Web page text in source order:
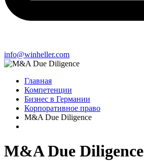
info@winheller.com
Главная
Компетенции
Бизнес в Германии
Корпоративное право
M&A Due Diligence
M&A Due Diligence